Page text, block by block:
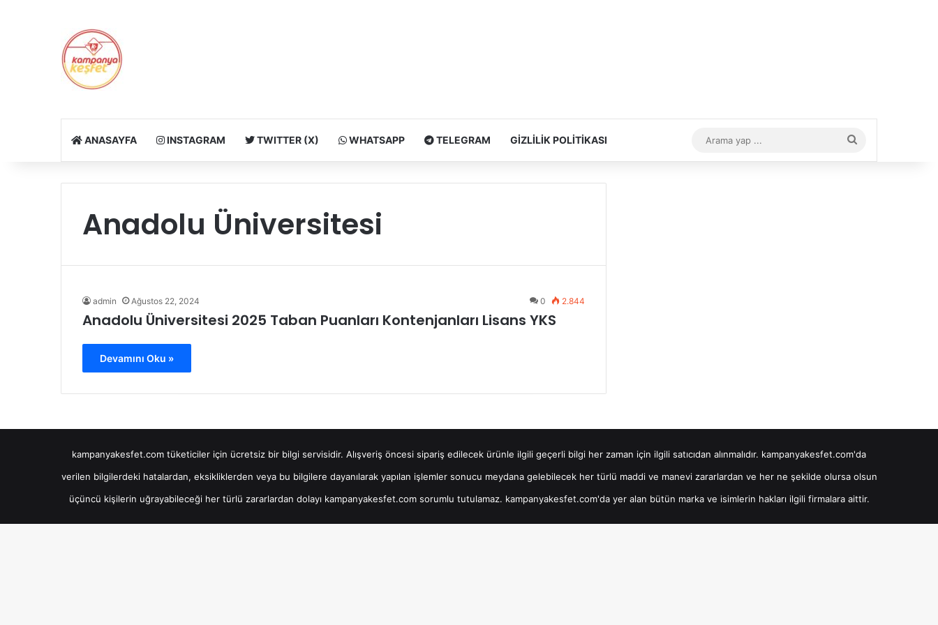
ANASAYFA INSTAGRAM TWITTER (X) WHATSAPP TELEGRAM GIZLILIK POLITIKASI
yap
Anadolu Üniversitesi
admin Ağustos 22, 2024 0 2.844
Anadolu Üniversitesi 2025 Taban Puanları Kontenjanları Lisans YKS
Devamını Oku »
kampanyakesfet.com tüketiciler için ücretsiz bir bilgi servisidir. Alışveriş öncesi sipariş edilecek ürünle ilgili geçerli bilgi her zaman için ilgili satıcıdan alınmalıdır. kampanyakesfet.com'da
verilen bilgilerdeki hatalardan, eksikliklerden veya bu bilgilere dayanılarak yapılan işlemler sonucu meydana gelebilecek her türlü maddi ve manevi zararlardan ve her ne şekilde olursa olsun
üçüncü kişilerin uğrayabileceği her türlü zararlardan dolayı kampanyakesfet.com sorumlu tutulamaz. kampanyakesfet.com'da yer alan bütün marka ve isimlerin hakları ilgili firmalara aittir.